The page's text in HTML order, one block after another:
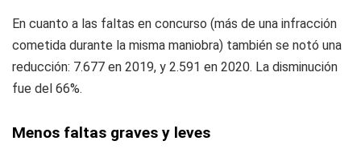
En cuanto a las faltas en concurso (más de una infracción
cometida durante la misma maniobra) también se notó una
reducción: 7.677 en 2019, y 2.591 en 2020. La disminución
fue del 66%.
Menos faltas graves y leves